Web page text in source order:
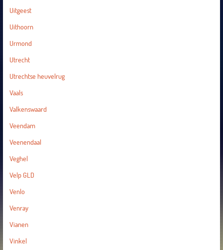
Uitgeest
Uithoorn
Urmond
Utrecht
Utrechtse heuvelrug
Vaals
Valkenswaard
Veendam
Veenendaal
Veghel
Velp GLD
Venlo
Venray
Vianen
Vinkel